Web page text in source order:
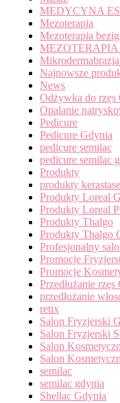
MEDYCYNA
Mezoterapia
Mezoterapia
MEZOTERAPIA
Najnowsze
News
Odżywka do rzęs
Opalanie
Pedicure
Pedicure Gdynia
pedicure semilac
pedicure semilac
Produkty
produkty
Produkty Loreal
Produkty Loreal
Produkty Thalgo
Produkty Thalgo
Profesjonalny
Promocje
Promocje
Przedłużanie rzęs
przedłużanie
retix
Salon Fryzjerski
Salon Fryzjerski
Salon
Salon
semilac
semilac gdynia
Shellac Gdynia